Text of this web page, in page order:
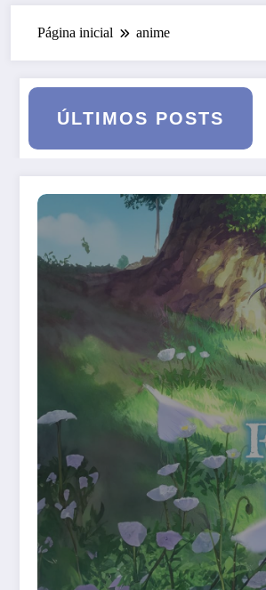
Página inicial anime
ÚLTIMOS POSTS
Anatomia de uma